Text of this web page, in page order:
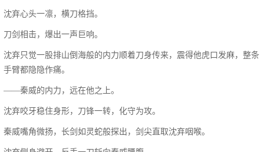
沈弃心头一凛，横刀格挡。
刀剑相击，爆出一声巨响。
沈弃只觉一股排山倒海般的内力顺着刀身传来，震得他虎口发麻，整条
手臂都隐隐作痛。
——秦威的内力，远在他之上。
沈弃咬牙稳住身形，刀锋一转，化守为攻。
秦威嘴角微扬，长剑如灵蛇般探出，剑尖直取沈弃咽喉。